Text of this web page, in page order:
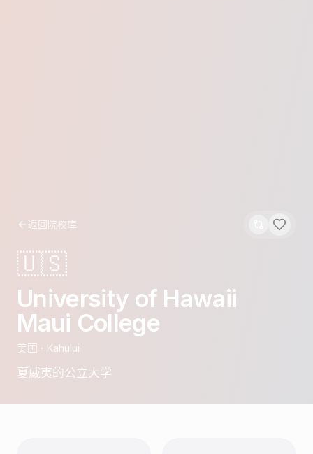
返回院校库
🇺🇸
University of Hawaii
Maui College
美国 · Kahului
夏威夷的公立大学